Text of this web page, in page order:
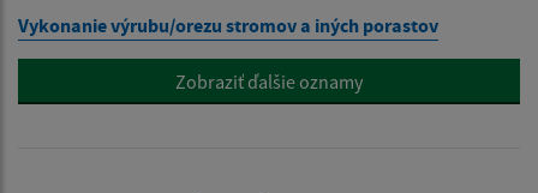
Vykonanie výrubu/orezu stromov a iných porastov
Zobraziť ďalšie oznamy